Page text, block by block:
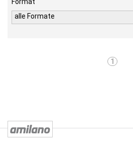
alle Formate
1